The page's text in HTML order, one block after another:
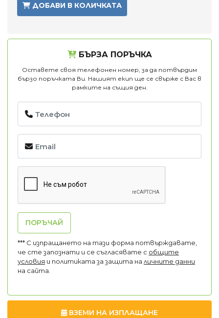
ДОБАВИ В КОЛИЧКАТА
БЪРЗА ПОРЪЧКА
Оставете своя телефонен номер, за да потвърдим
бързо поръчката Ви. Нашият екип ще се свърже с Вас в
рамките на същия ден.
ПОРЪЧАЙ
*** С изпращането на тази форма потвърждавате,
че сте запознати и се съгласявате с общите
условия и политиката за защита на личните данни
на сайта.
ВЗЕМИ НА ИЗПЛАЩАНЕ